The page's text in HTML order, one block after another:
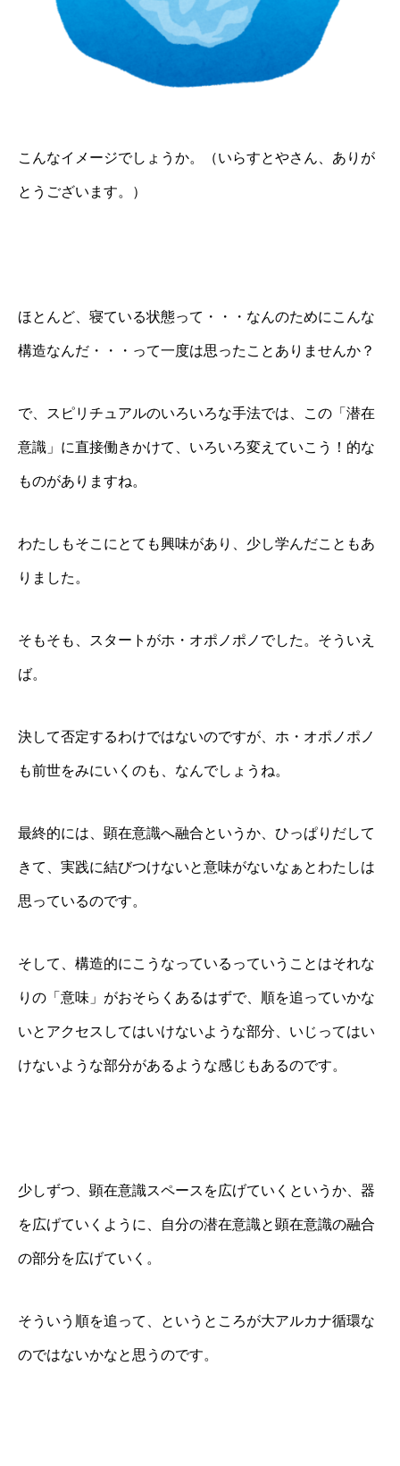
こんなイメージでしょうか。（いらすとやさん、ありが
とうございます。）
ほとんど、寝ている状態って・・・なんのためにこんな
構造なんだ・・・って一度は思ったことありませんか？
で、スピリチュアルのいろいろな手法では、この「潜在
意識」に直接働きかけて、いろいろ変えていこう！的な
ものがありますね。
わたしもそこにとても興味があり、少し学んだこともあ
りました。
そもそも、スタートがホ・オポノポノでした。そういえ
ば。
決して否定するわけではないのですが、ホ・オポノポノ
も前世をみにいくのも、なんでしょうね。
最終的には、顕在意識へ融合というか、ひっぱりだして
きて、実践に結びつけないと意味がないなぁとわたしは
思っているのです。
そして、構造的にこうなっているっていうことはそれな
りの「意味」がおそらくあるはずで、順を追っていかな
いとアクセスしてはいけないような部分、いじってはい
けないような部分があるような感じもあるのです。
少しずつ、顕在意識スペースを広げていくというか、器
を広げていくように、自分の潜在意識と顕在意識の融合
の部分を広げていく。
そういう順を追って、というところが大アルカナ循環な
のではないかなと思うのです。